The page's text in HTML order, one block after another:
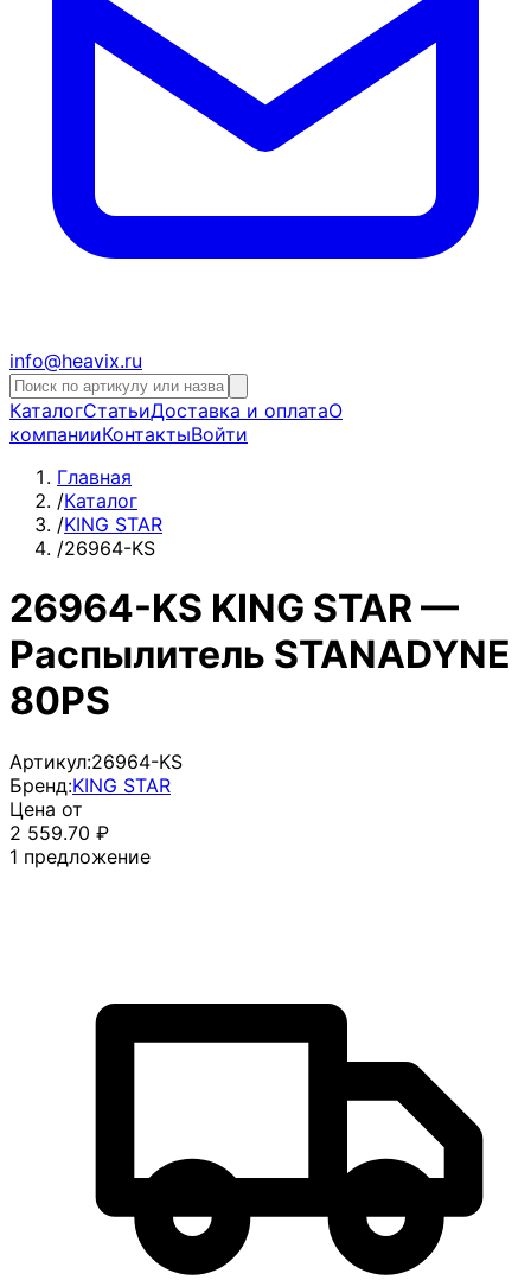
info@heavix.ru
КаталогСтатьиДоставка и оплатаО
компанииКонтактыВойти
Главная
/Каталог
/KING STAR
/26964-KS
26964-KS KING STAR —
Распылитель STANADYNE
80PS
Артикул:26964-KS
Бренд:KING STAR
Цена от
2 559.70 ₽
1 предложение